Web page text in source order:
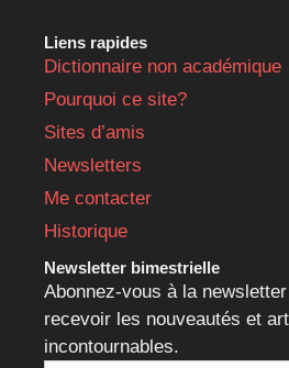
Liens rapides
Dictionnaire non académique
Pourquoi ce site?
Sites d’amis
Newsletters
Me contacter
Historique
Newsletter bimestrielle
Abonnez-vous à la
recevoir les nouveautés et
incontournables.